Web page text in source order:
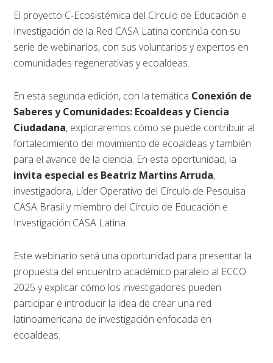
El proyecto C-Ecosistémica del Círculo de Educación e
Investigación de la Red CASA Latina continúa con su
serie de webinarios, con sus voluntarios y expertos en
comunidades regenerativas y ecoaldeas.
En esta segunda edición, con la temática Conexión de
Saberes y Comunidades: Ecoaldeas y Ciencia
Ciudadana, exploraremos cómo se puede contribuir al
fortalecimiento del movimiento de ecoaldeas y también
para el avance de la ciencia. En esta oportunidad, la
invita especial es Beatriz Martins Arruda,
investigadora, Líder Operativo del Círculo de Pesquisa
CASA Brasil y miembro del Círculo de Educación e
Investigación CASA Latina.
Este webinario será una oportunidad para presentar la
propuesta del encuentro académico paralelo al ECCO
2025 y explicar cómo los investigadores pueden
participar e introducir la idea de crear una red
latinoamericana de investigación enfocada en
ecoaldeas.